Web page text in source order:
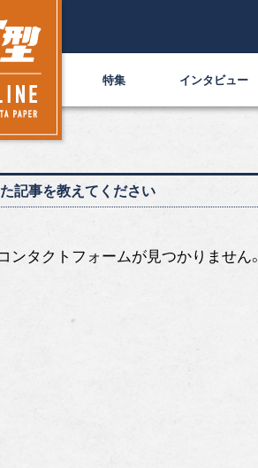
特集 インタビュー
記事を教えてください
ンタクトフォームが見つかりません。